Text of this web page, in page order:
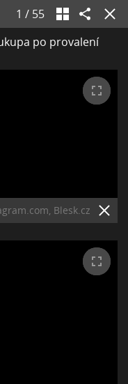
1 / 55
po provalení
Blesk.cz